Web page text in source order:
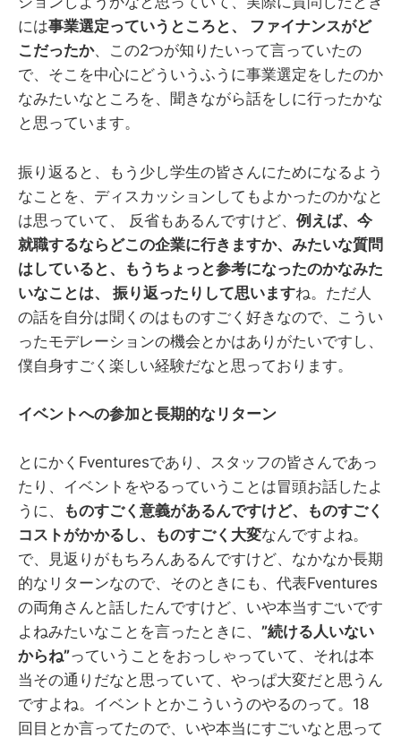
には事業選定っていうところと、 ファイナンスがど
こだったか、この2つが知りたいって言っていたの
で、そこを中心にどういうふうに事業選定をしたのか
なみたいなところを、聞きながら話をしに行ったかな
と思っています。
振り返ると、もう少し学生の皆さんにためになるよう
なことを、ディスカッションしてもよかったのかなと
は思っていて、 反省もあるんですけど、 例えば、今
就職するならどこの企業に行きますか、みたいな質問
はしていると、もうちょっと参考になったのかなみた
いなことは、 振り返ったりして思いますね。ただ人
の話を自分は聞くのはものすごく好きなので、こうい
ったモデレーションの機会とかはありがたいですし、
僕自身すごく楽しい経験だなと思っております。
イベントへの参加と長期的なリターン
とにかくFventuresであり、スタッフの皆さんであっ
たり、イベントをやるっていうことは冒頭お話したよ
うに、
ものすごく意義があるんですけど、ものすごく
コストがかかるし、ものすごく大変なんですよね。
で、見返りがもちろんあるんですけど、なかなか長期
的なリターンなので、そのときにも、代表Fventures
の両角さんと話したんですけど、いや本当すごいです
よねみたいなことを言ったときに、 ”続ける人いない
からね”っていうことをおっしゃっていて、それは本
当その通りだなと思っていて、やっぱ大変だと思うん
ですよね。イベントとかこういうのやるのって。18
回目とか言ってたので、いや本当にすごいなと思って